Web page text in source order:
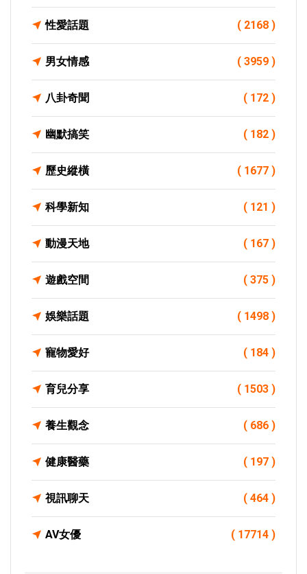
性愛話題 ( 2168 )
男女情感 ( 3959 )
八卦奇聞 ( 172 )
幽默搞笑 ( 182 )
歷史縱橫 ( 1677 )
科學新知 ( 121 )
動漫天地 ( 167 )
遊戲空間 ( 375 )
娛樂話題 ( 1498 )
寵物愛好 ( 184 )
育兒分享 ( 1503 )
養生觀念 ( 686 )
健康醫藥 ( 197 )
視訊聊天 ( 464 )
AV女優 ( 17714 )